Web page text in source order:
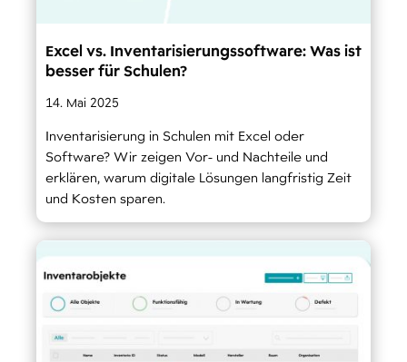
Excel vs. Inventarisierungssoftware: Was ist
besser für Schulen?
14. Mai 2025
Inventarisierung in Schulen mit Excel oder
Software? Wir zeigen Vor- und Nachteile und
erklären, warum digitale Lösungen langfristig Zeit
und Kosten sparen.